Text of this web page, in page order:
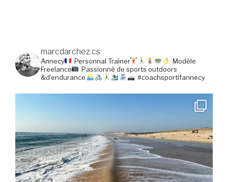
marcdarchez.cs
Annecy Personnal Trainer
Modèle
Freelance
Passionné de sports outdoors
&d'endurance
#coachsportifannecy